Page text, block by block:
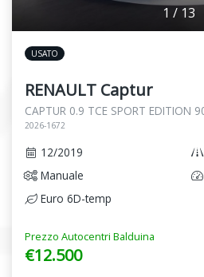
1 / 13
USATO
RENAULT Captur
CAPTUR 0.9 TCE SPORT EDITION
2026-1672
12/2019
Manuale
Euro 6D-temp
Prezzo Autocentri Balduina
€12.500